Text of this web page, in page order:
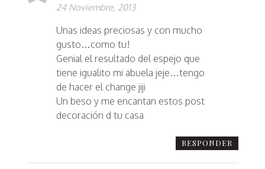
24 Noviembre, 2013
Unas ideas preciosas y con mucho
gusto…como tu!
Genial el resultado del espejo que
tiene igualito mi abuela jeje…tengo
de hacer el change jiji
Un beso y me encantan estos post
decoración d tu casa
RESPONDER